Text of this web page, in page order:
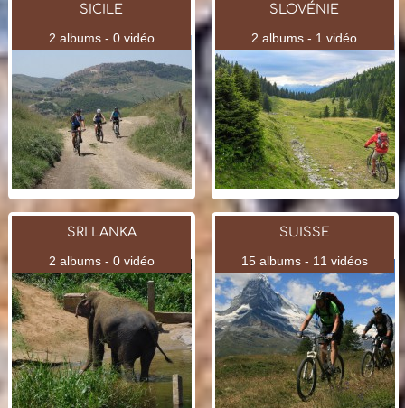
SICILE
2 albums - 0 vidéo
SLOVÉNIE
2 albums - 1 vidéo
SRI LANKA
2 albums - 0 vidéo
SUISSE
15 albums - 11 vidéos